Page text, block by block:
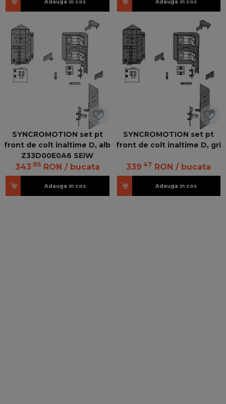
Adauga in cos Adauga in cos
SYNCROMOTION set pt
front de colt inaltime D, alb
Z33D00E0A6 SEIW
343 85 RON / bucata
Adauga in cos
SYNCROMOTION set pt
front de colt inaltime D, gri
339 47 RON / bucata
Adauga in cos